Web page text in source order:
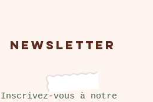
NEWSLETTER
Inscrivez-vous à notre